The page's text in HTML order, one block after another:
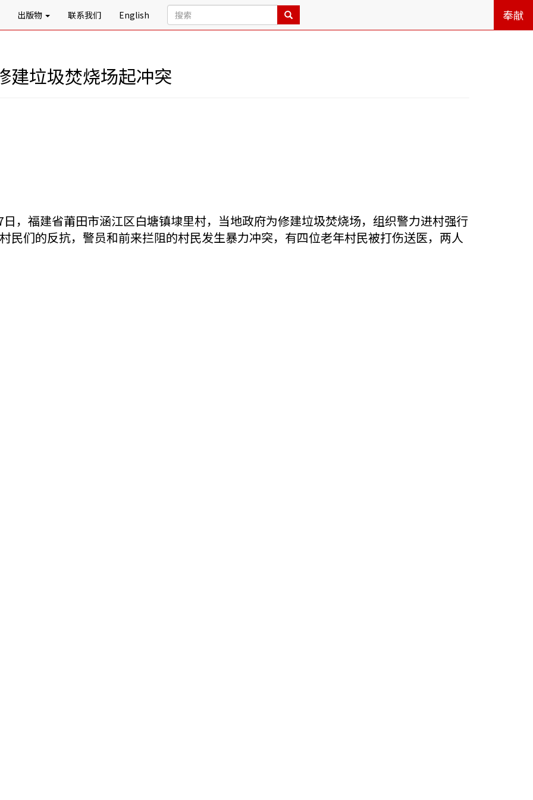
出版物 联系我们 English 奉献
建垃圾焚烧场起冲突
，福建省莆田市涵江区白塘镇埭里村，当地政府为修建垃圾焚烧场，组织警力进村强行
民们的反抗，警员和前来拦阻的村民发生暴力冲突，有四位老年村民被打伤送医，两人